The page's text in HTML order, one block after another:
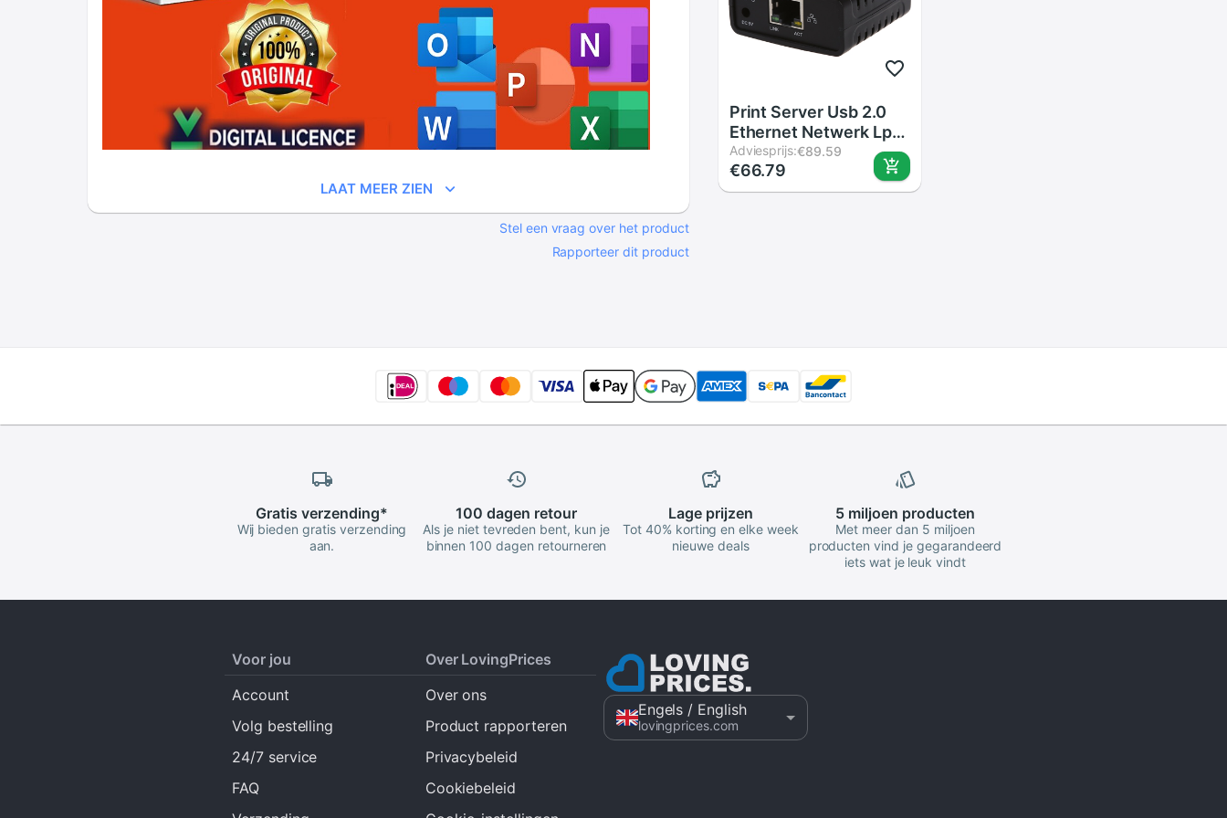
LAAT MEER ZIEN
Stel een vraag over het product
Rapporteer dit product
Print Server Usb 2.0
Ethernet Netwerk Lpr
Voor Lan Ethernet
Networking Printers
Delen Zwart
Adviesprijs:€89.59
€66.79
Gratis verzending*
Wij bieden gratis verzending
aan.
100 dagen retour
Als je niet tevreden bent, kun je
binnen 100 dagen retourneren
Lage prijzen
Tot 40% korting en elke week
nieuwe deals
5 miljoen producten
Met meer dan 5 miljoen
producten vind je gegarandeerd
iets wat je leuk vindt
Voor jou
Account
Volg bestelling
24/7 service
FAQ
Over LovingPrices
Over ons
Product rapporteren
Privacybeleid
Cookiebeleid
Engels / English
lovingprices.com